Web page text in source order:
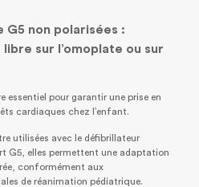
non polarisées :
sur l’omoplate ou sur
essentiel pour garantir une prise en
cardiaques chez l’enfant.
utilisées avec le défibrillateur
G5, elles permettent une adaptation
conformément aux
de réanimation pédiatrique.